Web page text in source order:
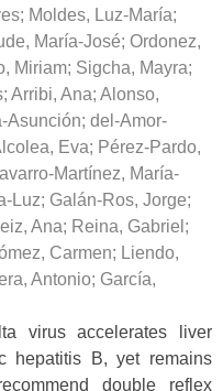
; Moldes, Luz-María;
María-José; Ordonez,
Miriam; Sigcha, Mayra;
; Arribi, Ana; Alonso,
Asunción; del-Amor-
Eva; Pérez-Pardo,
Martínez, María-
Luz; Galán-Ros, Jorge;
Ana; Reina, Gabriel ;
Carmen; Liendo,
Antonio; García,
virus accelerates liver
hepatitis B, yet remains
double reflex